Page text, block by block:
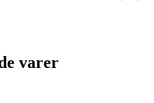
varer